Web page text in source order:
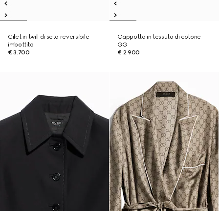
Gilet in twill di seta reversibile
imbottito
€ 3.700
Cappotto in tessuto di cotone
GG
€ 2.900